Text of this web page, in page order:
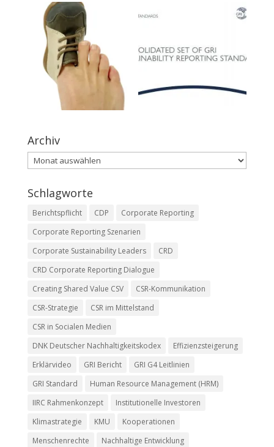
Archiv
Archiv
Schlagworte
Berichtspflicht CDP
Corporate Reporting
Corporate Reporting Szenarien
Corporate Sustainability Leaders
CRD
CRD Corporate Reporting Dialogue
Creating Shared Value CSV
CSR-Kommunikation
CSR-Strategie
CSR im Mittelstand
CSR in Socialen Medien
DNK Deutscher Nachhaltigkeitskodex
Effizienzsteigerung
Erklärvideo
GRI Bericht
GRI G4 Leitlinien
GRI Standard
Human Resource Management (HRM)
IIRC Rahmenkonzept
Institutionelle Investoren
Klimastrategie
KMU
Kooperationen
Menschenrechte
Nachhaltige Entwicklung